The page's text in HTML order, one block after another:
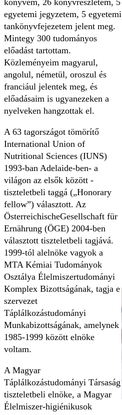
könyvem, 26 könyvrészletem, 5
egyetemi jegyzetem, 5 egyetemi
tankönyvfejezetem jelent meg.
Mintegy 300 tudományos
előadást tartottam.
Közleményeim magyarul,
angolul, németül, oroszul és
franciául jelentek meg, és
előadásaim is ugyanezeken a
nyelveken hangzottak el.
A 63 tagországot tömörítő
International Union of
Nutritional Sciences (IUNS)
1993-ban Adelaide-ben- a
világon az elsők között -
tiszteletbeli taggá („Honorary
fellow”) választott. Az
ÖsterreichischeGesellschaft für
Ernährung (ÖGE) 2004-ben
választott tiszteletbeli tagjává.
1999-tól alelnöke vagyok a
MTA Kémiai Tudományok
Osztálya Élelmiszertudományi
Komplex Bizottságának, tagja e
szervezet
Táplálkozástudományi
Munkabizottságának, amelynek
1985-1999 között elnöke
voltam.
A Magyar
Táplálkozástudományi Társaság
tiszteletbeli elnöke, a Magyar
Élelmiszer-higiénikusok